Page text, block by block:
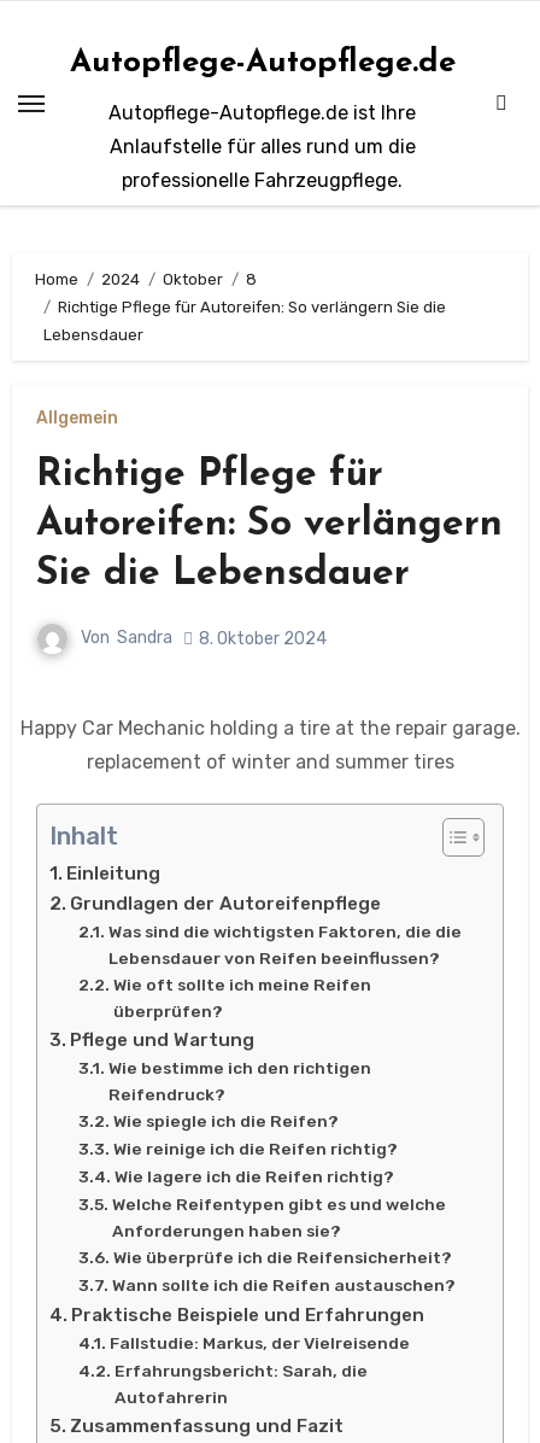
Autopflege-Autopflege.de
Autopflege-Autopflege.de ist Ihre
Anlaufstelle für alles rund um die
professionelle Fahrzeugpflege.
Home 2024 Oktober
8
Richtige Pflege für Autoreifen: So verlängern Sie die
Lebensdauer
Allgemein
Richtige Pflege für
Autoreifen: So verlängern
Sie die Lebensdauer
Von Sandra 8. Oktober 2024
Happy Car Mechanic holding a tire at the repair garage.
replacement of winter and summer tires
Inhalt
Einleitung
Grundlagen der Autoreifenpflege
Was sind die wichtigsten Faktoren, die die
Lebensdauer von Reifen beeinflussen?
Wie oft sollte ich meine Reifen
überprüfen?
Pflege und Wartung
Wie bestimme ich den richtigen
Reifendruck?
Wie spiegle ich die Reifen?
Wie reinige ich die Reifen richtig?
Wie lagere ich die Reifen richtig?
Welche Reifentypen gibt es und welche
Anforderungen haben sie?
Wie überprüfe ich die Reifensicherheit?
Wann sollte ich die Reifen austauschen?
Praktische Beispiele und Erfahrungen
Fallstudie: Markus, der Vielreisende
Erfahrungsbericht: Sarah, die
Autofahrerin
Zusammenfassung und Fazit